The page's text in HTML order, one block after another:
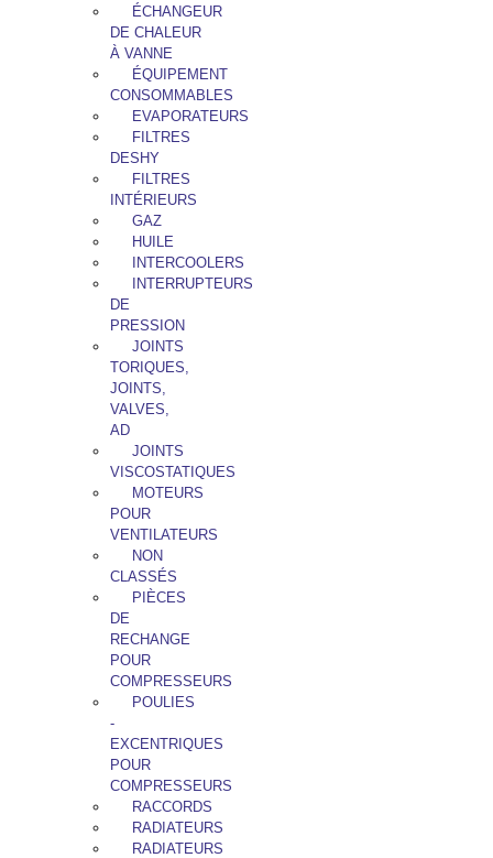
ÉCHANGEUR
DE CHALEUR
À VANNE
ÉQUIPEMENT
CONSOMMABLES
EVAPORATEURS
FILTRES
DESHY
FILTRES
INTÉRIEURS
GAZ
HUILE
INTERCOOLERS
INTERRUPTEURS
DE
PRESSION
JOINTS
TORIQUES,
JOINTS,
VALVES,
AD
JOINTS
VISCOSTATIQUES
MOTEURS
POUR
VENTILATEURS
NON
CLASSÉS
PIÈCES
DE
RECHANGE
POUR
COMPRESSEURS
POULIES
-
EXCENTRIQUES
POUR
COMPRESSEURS
RACCORDS
RADIATEURS
RADIATEURS